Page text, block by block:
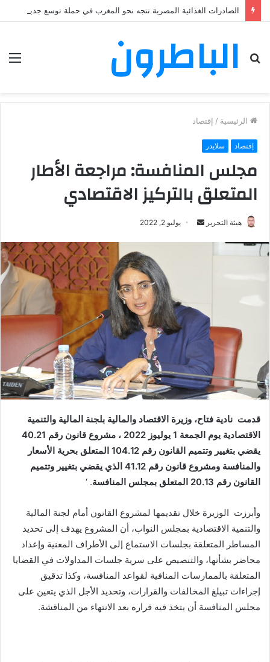
الصادرات الغذائية المصرية تتجه نحو المغرب في حملة توسع جديدة
الباطرون
الرئيسية / إقتصاد
إقتصاد سلايدر
مجلس المنافسة: مراجعة الأطار
المتعلق بالتركيز الاقتصادي
هيئة التحرير
ي
ا
ل
ك
ت
و
ن
ي
ا
يوليو 2, 2022
قدمت نادية فتاح، وزيرة الاقتصاد والمالية بلجنة المالية والتنمية
الاقتصادية يوم الجمعة 1 يوليوز 2022 ، مشروع قانون رقم 40.21
يقضي بتغيير وتتميم القانون رقم 104.12 المتعلق بحرية الأسعار
والمنافسة ومشروع قانون رقم 41.12 الذي يقضي بتغيير وتتميم
القانون رقم 20.13 المتعلق بمجلس المنافسة
. ‘
​وأبرزت الوزيرة خلال تقديمها لمشروع القانون أمام لجنة المالية
والتنمية الاقتصادية بمجلس النواب، أن المشروع يهدف إلى تحديد
المساطر المتعلقة بجلسات الاستماع إلى الأطراف المعنية وإعداد
محاضر بشأنها، والتنصيص على سرية جلسات المداولات في القضايا
المتعلقة بالممارسات المنافية لقواعد المنافسة، وكذا تدقيق
إجراءات تبيلغ المخالفات والقرارات، وتحديد الأجل الذي يتعين على
مجلس المنافسة أن يتخذ فيه قراره بعد الانتهاء من المناقشة.